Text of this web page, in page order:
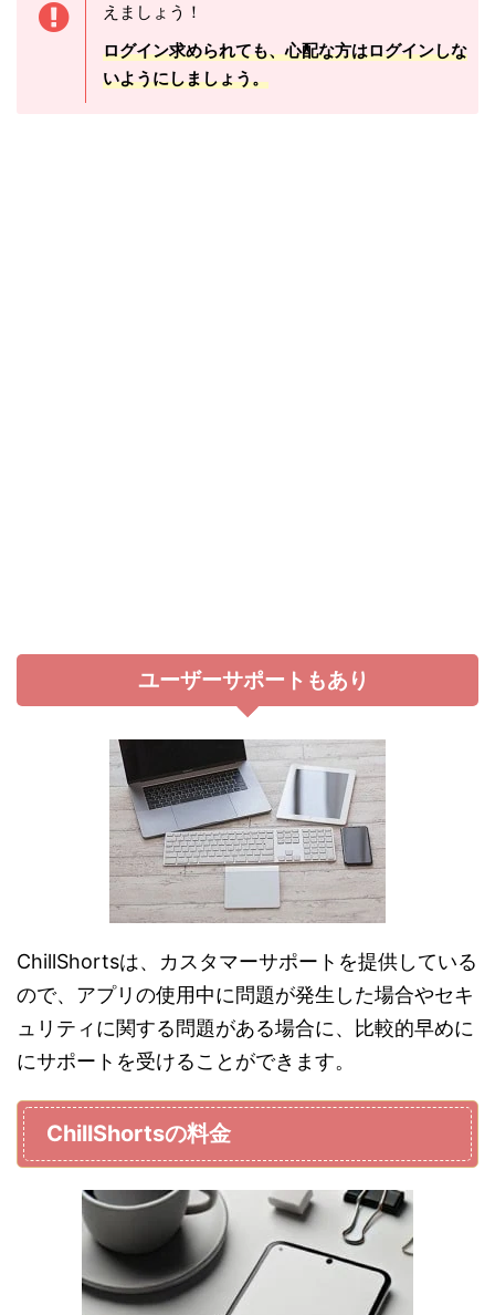
えましょう！
ログイン求められても、心配な方はログインしな
いようにしましょう。
ユーザーサポートもあり
ChillShortsは、カスタマーサポートを提供している
ので、アプリの使用中に問題が発生した場合やセキ
ュリティに関する問題がある場合に、比較的早めに
にサポートを受けることができます。
ChillShortsの料金